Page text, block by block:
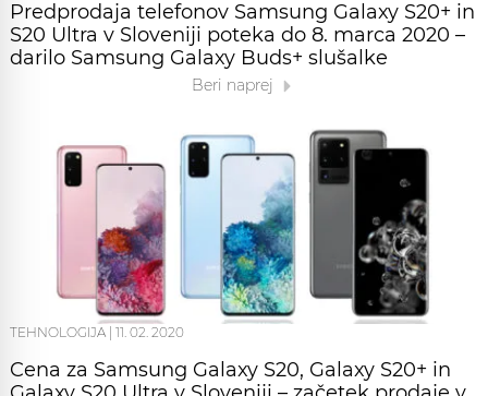
Predprodaja telefonov Samsung Galaxy S20+ in
S20 Ultra v Sloveniji poteka do 8. marca 2020 –
darilo Samsung Galaxy Buds+ slušalke
Beri naprej
TEHNOLOGIJA 11. 02. 2020
Cena za Samsung Galaxy S20, Galaxy S20+ in